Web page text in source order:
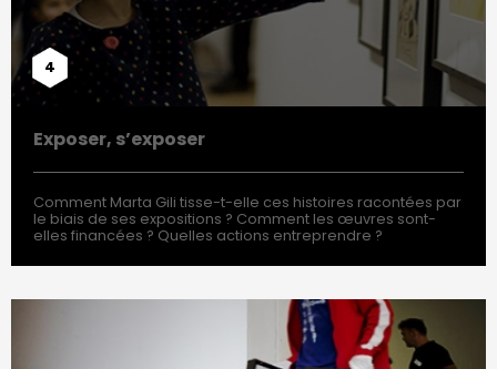
4
Exposer, s’exposer
Comment Marta Gili tisse-t-elle ces histoires racontées par
le biais de ses expositions ? Comment les œuvres sont-
elles financées ? Quelles actions entreprendre ?